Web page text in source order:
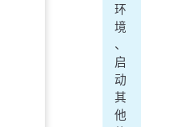
环
境
、
启
动
其
他